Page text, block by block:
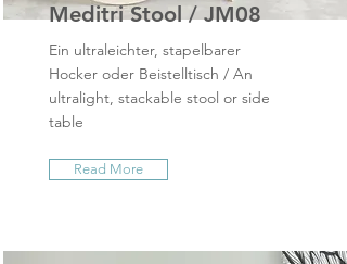
Meditri Stool / JM08
Ein ultraleichter, stapelbarer
Hocker oder Beistelltisch / An
ultralight, stackable stool or side
table
Read More